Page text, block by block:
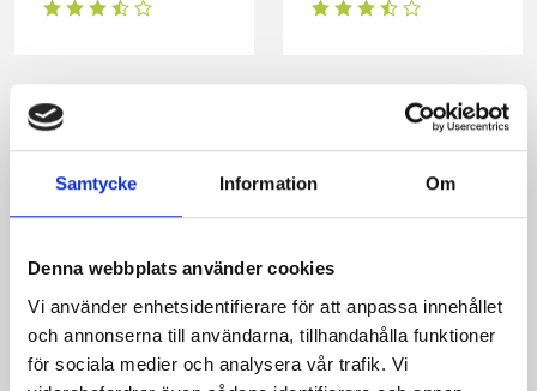
Samtycke Information Om
Denna webbplats använder cookies
Vi använder enhetsidentifierare för att anpassa innehållet
och annonserna till användarna, tillhandahålla funktioner
för sociala medier och analysera vår trafik. Vi